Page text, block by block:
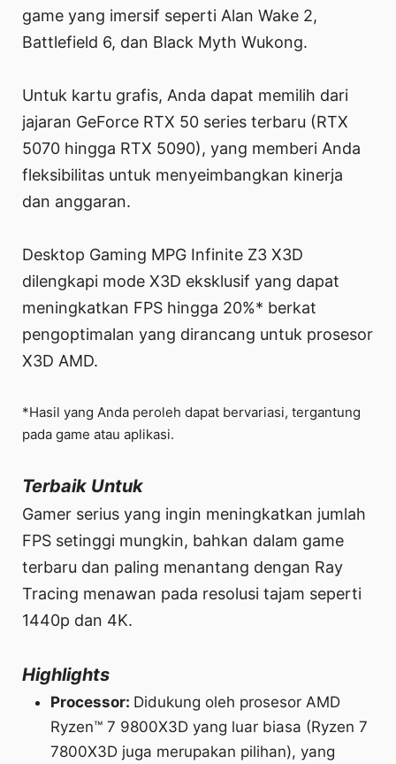
game yang imersif seperti Alan Wake 2,
Battlefield 6, dan Black Myth Wukong.
Untuk kartu grafis, Anda dapat memilih dari
jajaran GeForce RTX 50 series terbaru (RTX
5070 hingga RTX 5090), yang memberi Anda
fleksibilitas untuk menyeimbangkan kinerja
dan anggaran.
Desktop Gaming MPG Infinite Z3 X3D
dilengkapi mode X3D eksklusif yang dapat
meningkatkan FPS hingga 20%* berkat
pengoptimalan yang dirancang untuk prosesor
X3D AMD.
*Hasil yang Anda peroleh dapat bervariasi, tergantung
pada game atau aplikasi.
Terbaik Untuk
Gamer serius yang ingin meningkatkan jumlah
FPS setinggi mungkin, bahkan dalam game
terbaru dan paling menantang dengan Ray
Tracing menawan pada resolusi tajam seperti
1440p dan 4K.
Highlights
Processor: Didukung oleh prosesor AMD
Ryzen™ 7 9800X3D yang luar biasa (Ryzen 7
7800X3D juga merupakan pilihan), yang